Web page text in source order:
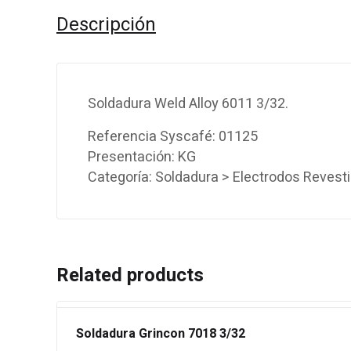
Descripción
Soldadura Weld Alloy 6011 3/32.
Referencia Syscafé: 01125
Presentación: KG
Categoría: Soldadura > Electrodos
Related products
Soldadura Grincon 7018 3/32